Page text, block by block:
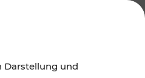
Darstellung und